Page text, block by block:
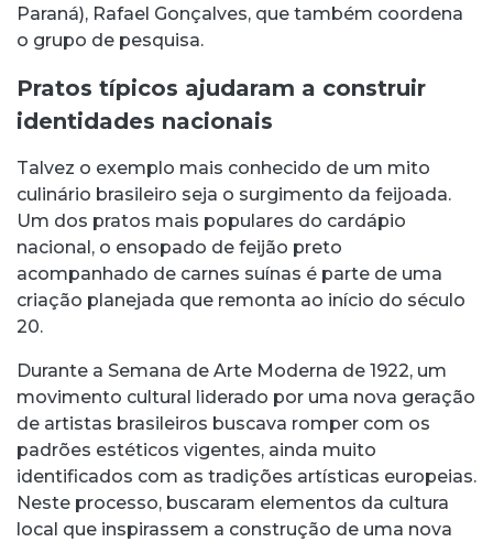
Paraná), Rafael Gonçalves, que também coordena
o grupo de pesquisa.
Pratos típicos ajudaram a construir
identidades nacionais
Talvez o exemplo mais conhecido de um mito
culinário brasileiro seja o surgimento da feijoada.
Um dos pratos mais populares do cardápio
nacional, o ensopado de feijão preto
acompanhado de carnes suínas é parte de uma
criação planejada que remonta ao início do século
20.
Durante a Semana de Arte Moderna de 1922, um
movimento cultural liderado por uma nova geração
de artistas brasileiros buscava romper com os
padrões estéticos vigentes, ainda muito
identificados com as tradições artísticas europeias.
Neste processo, buscaram elementos da cultura
local que inspirassem a construção de uma nova